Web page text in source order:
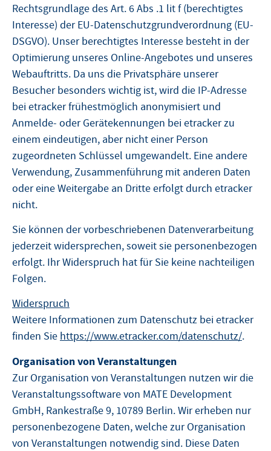
Rechtsgrundlage des Art. 6 Abs .1 lit f (berechtigtes
Interesse) der EU-Datenschutzgrundverordnung (EU-
DSGVO). Unser berechtigtes Interesse besteht in der
Optimierung unseres Online-Angebotes und unseres
Webauftritts. Da uns die Privatsphäre unserer
Besucher besonders wichtig ist, wird die IP-Adresse
bei etracker frühestmöglich anonymisiert und
Anmelde- oder Gerätekennungen bei etracker zu
einem eindeutigen, aber nicht einer Person
zugeordneten Schlüssel umgewandelt. Eine andere
Verwendung, Zusammenführung mit anderen Daten
oder eine Weitergabe an Dritte erfolgt durch etracker
nicht.
Sie können der vorbeschriebenen Datenverarbeitung
jederzeit widersprechen, soweit sie personenbezogen
erfolgt. Ihr Widerspruch hat für Sie keine nachteiligen
Folgen.
Widerspruch
Weitere Informationen zum Datenschutz bei etracker
finden Sie https://www.etracker.com/datenschutz/.
Organisation von Veranstaltungen
Zur Organisation von Veranstaltungen nutzen wir die
Veranstaltungssoftware von MATE Development
GmbH, Rankestraße 9, 10789 Berlin. Wir erheben nur
personenbezogene Daten, welche zur Organisation
von Veranstaltungen notwendig sind. Diese Daten